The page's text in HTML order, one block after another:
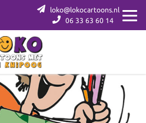
loko@lokocartoons.nl
06 33 63 60 14